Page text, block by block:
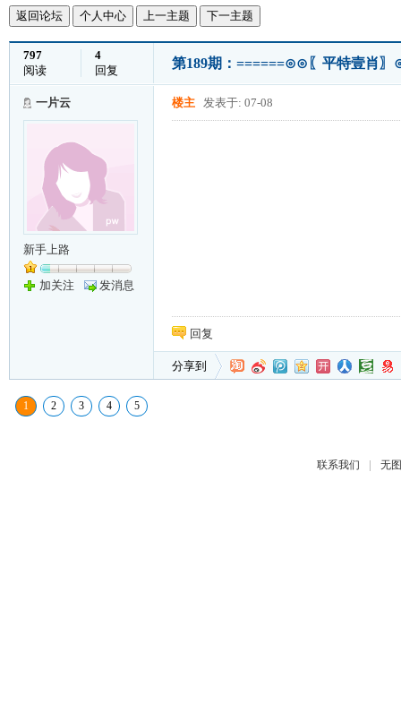
返回论坛 个人中心 上一主题 下一主题
797
阅读
4
回复
第189期：======⊙⊙〖平特壹肖
一片云
新手上路
加关注 发消息
楼主 发表于: 07-08
回复
分享到
1 2 3 4 5
联系我们 | 无